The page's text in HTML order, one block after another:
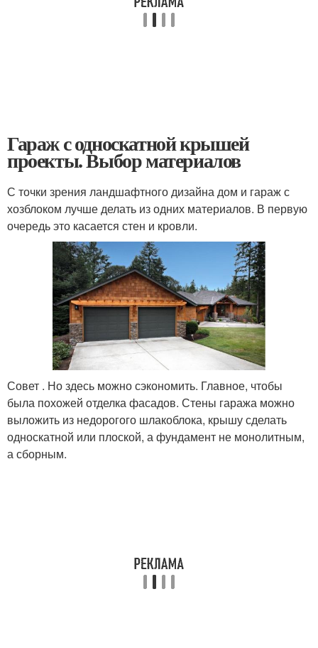
Гараж с односкатной крышей
проекты. Выбор материалов
С точки зрения ландшафтного дизайна дом и гараж с
хозблоком лучше делать из одних материалов. В первую
очередь это касается стен и кровли.
Совет . Но здесь можно сэкономить. Главное, чтобы
была похожей отделка фасадов. Стены гаража можно
выложить из недорогого шлакоблока, крышу сделать
односкатной или плоской, а фундамент не монолитным,
а сборным.